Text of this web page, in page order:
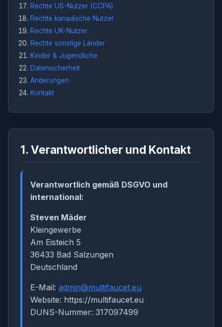
Rechte US-Nutzer (CCPA)
Rechte kanadische Nutzer
Rechte UK-Nutzer
Rechte sonstige Länder
Kinder & Jugendliche
Datensicherheit
Änderungen
Kontakt
1. Verantwortlicher und Kontakt
Verantwortlich gemäß DSGVO und
international:
Steven Mäder
Kleingewerbe
Am Eisteich 5
36433 Bad Salzungen
Deutschland
E-Mail: admin@multifaucet.eu
Website: https://multifaucet.eu
DUNS-Nummer: 317097499